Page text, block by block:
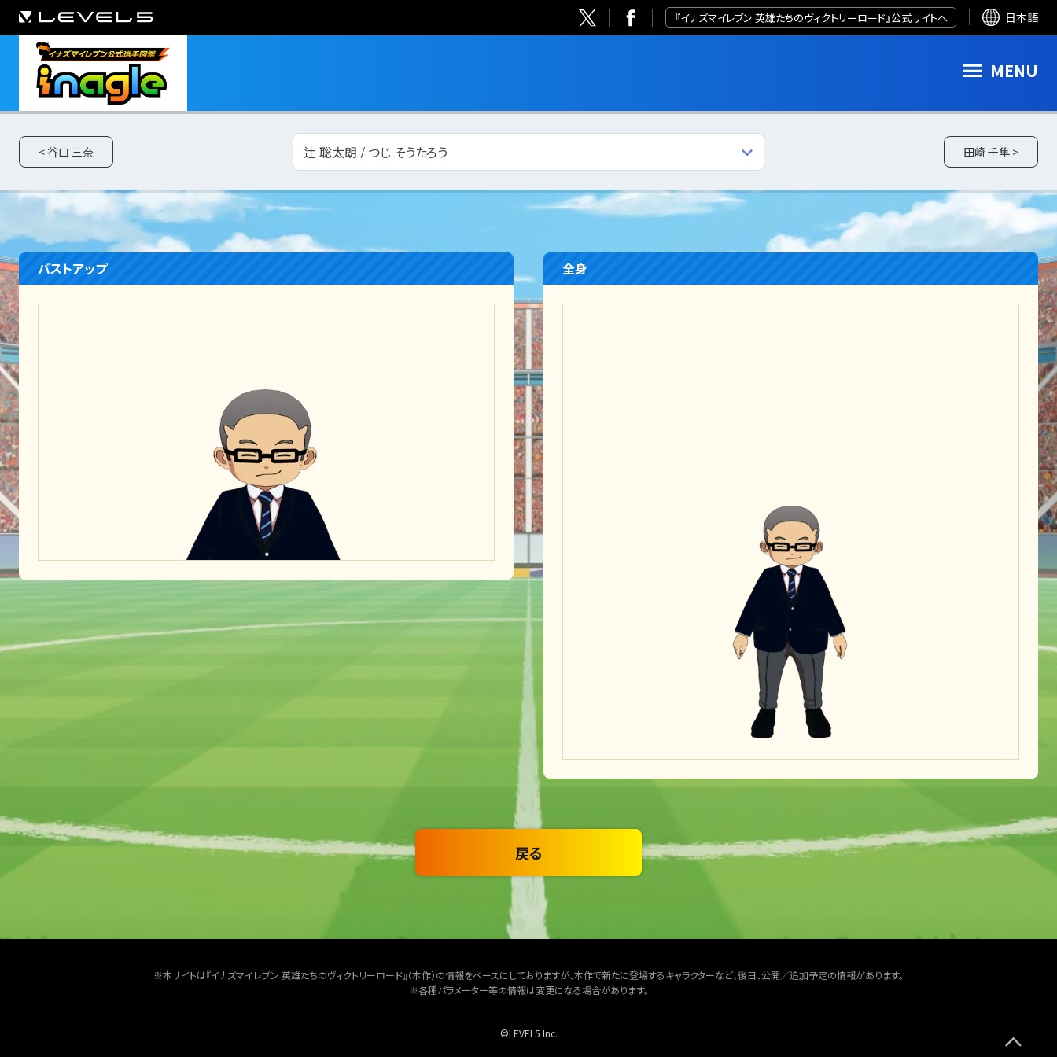
『イナズマイレブン 英雄たちのヴィクトリーロード』公式サイトへ 日本語
MENU
< 谷口 三奈 辻 聡太朗 / つじ そうたろう 田崎 千隼 >
バストアップ 全身
戻る
※本サイトは『イナズマイレブン 英雄たちのヴィクトリーロード』（本作）の情報をベースにしておりますが、本作で新たに登場するキャラクターなど、後日、公開／追加予定の情報があります。
※各種パラメーター等の情報は変更になる場合があります。
©LEVEL5 Inc.